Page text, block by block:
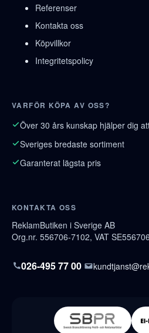
Referenser
Kontakta oss
Köpvillkor
Integritetspolicy
VARFÖR KÖPA AV OSS?
Över 30 års kunskap hjälper dig
Sveriges bredaste sortiment
Garanterat lägsta pris
KONTAKTA OSS
ReklamButiken i Sverige AB
Org.nr. 556706-7102, VAT
026-495 77 00